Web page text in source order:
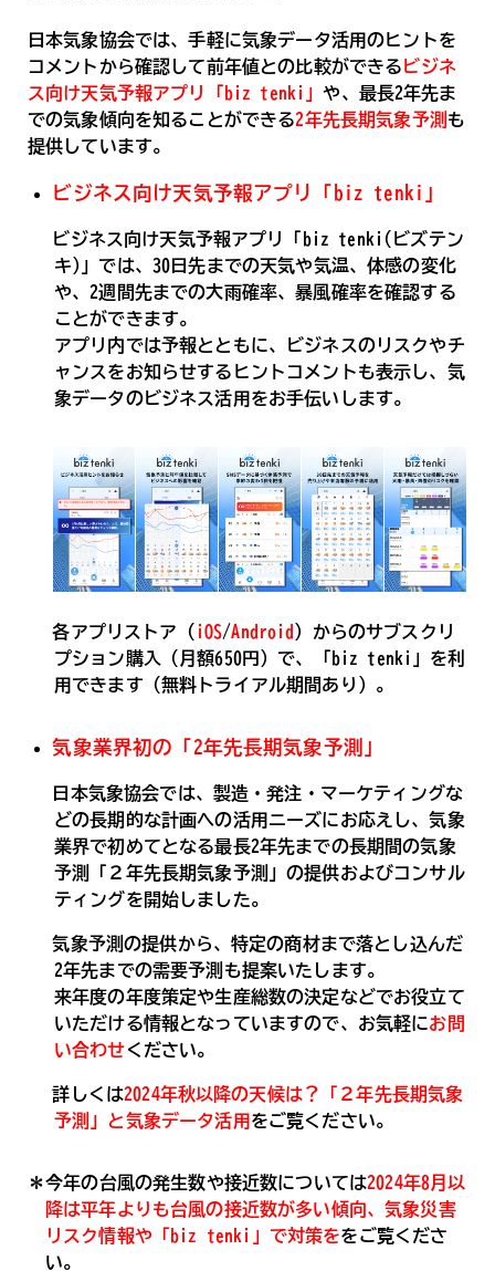
日本気象協会では、手軽に気象データ活用のヒントを
コメントから確認して前年値との比較ができる ビジネ
ス向け天気予報アプリ「biz tenki」や、最長2年先ま
での気象傾向を知ることができる2年先長期気象予測 も
提供しています。
ビジネス向け天気予報アプリ「biz tenki」
ビジネス向け天気予報アプリ「biz tenki(ビズテン
キ)」では、30日先までの天気や気温、体感の変化
や、2週間先までの大雨確率、暴風確率を確認する
ことができます。
アプリ内では予報とともに、ビジネスのリスクやチ
ャンスをお知らせするヒントコメントも表示し、気
象データのビジネス活用をお手伝いします。
各アプリストア（ iOS/Android ）からのサブスクリ
プション購入（月額650円）で、「biz tenki」を利
用できます（無料トライアル期間あり）。
気象業界初の「2年先長期気象予測」
日本気象協会では、製造・発注・マーケティングな
どの長期的な計画への活用ニーズにお応えし、気象
業界で初めてとなる最長2年先までの長期間の気象
予測「２年先長期気象予測」の提供およびコンサル
ティングを開始しました。
気象予測の提供から、特定の商材まで落とし込んだ
2年先までの需要予測も提案いたします。
来年度の年度策定や生産総数の決定などでお役立て
いただける情報となっていますので、お気軽にお問
い合わせください。
詳しくは2024年秋以降の天候は？「２年先長期気象
予測」と気象データ活用 をご覧ください。
＊今年の台風の発生数や接近数については2024年8月以
降は平年よりも台風の接近数が多い傾向、気象災害
リスク情報や「biz tenki」で対策ををご覧くださ
い。